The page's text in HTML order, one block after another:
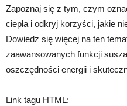
Zapoznaj się z tym, czym
ciepła i odkryj korzyści, jakie
Dowiedz się więcej na ten
zaawansowanych funkcji
oszczędności energii i
Link tagu HTML: